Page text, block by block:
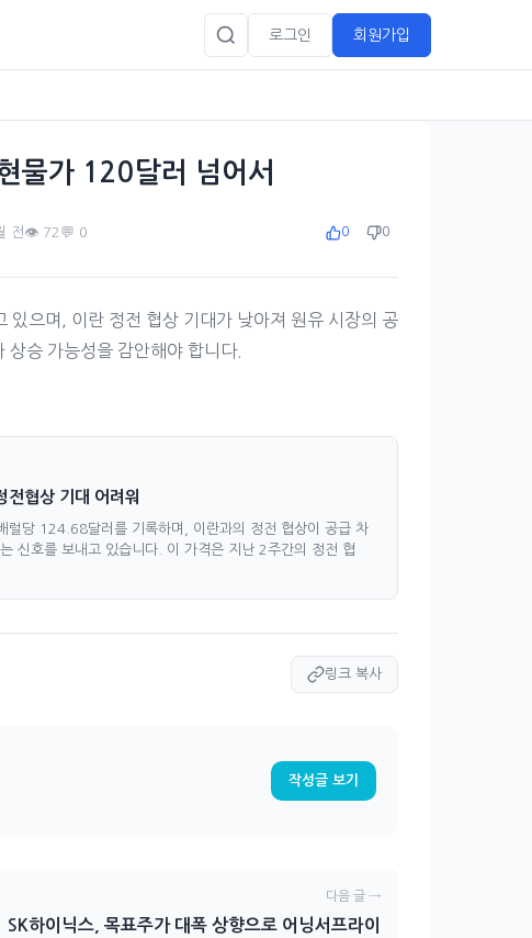
로그인 회원가입
물가 120달러 넘어서
전 👁️ 72 💬 0 0 0
으며, 이란 정전 협상 기대가 낮아져 원유 시장의 공
승 가능성을 감안해야 합니다.
협상 기대 어려워
럴당 124.68달러를 기록하며, 이란과의 정전 협상이 공급 차
신호를 보내고 있습니다. 이 가격은 지난 2주간의 정전 협
링크 복사
작성글 보기
다음 글 →
SK하이닉스, 목표주가 대폭 상향으로 어닝서프라이